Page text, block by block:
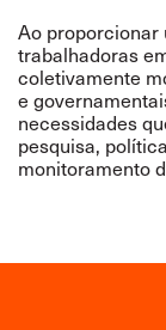
Ao proporcionar
trabalhadoras
coletivamente
e
necessidades
pesquisa,
monitoramento